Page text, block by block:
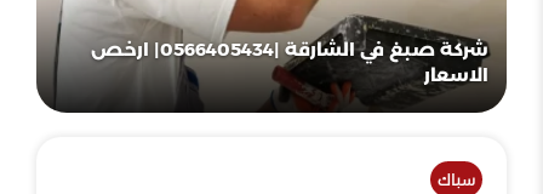
شركة صبغ في الشارقة |0566405434| ارخص
الاسعار
سباك